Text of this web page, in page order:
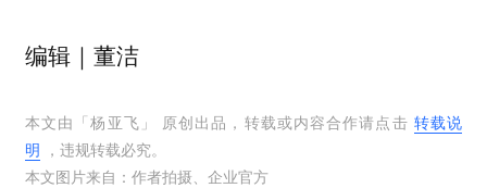
编辑｜董洁
本文由「杨亚飞 」 原创出品，转载或内容合作请点击 转载说
明 ，违规转载必究。
本文图片来自： 作者拍摄、 企业官方